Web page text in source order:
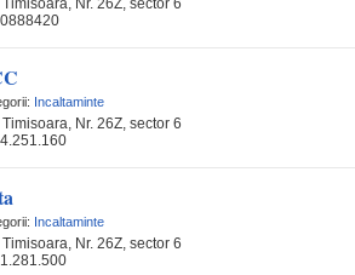
Timisoara, Nr. 26Z, sector 6
Incaltaminte
Timisoara, Nr. 26Z, sector 6
Incaltaminte
Timisoara, Nr. 26Z, sector 6